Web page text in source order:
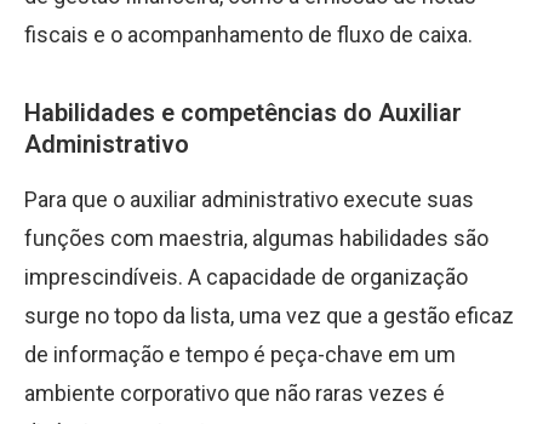
fiscais e o acompanhamento de fluxo de caixa.
Habilidades e competências do Auxiliar
Administrativo
Para que o auxiliar administrativo execute suas
funções com maestria, algumas habilidades são
imprescindíveis. A capacidade de organização
surge no topo da lista, uma vez que a gestão eficaz
de informação e tempo é peça-chave em um
ambiente corporativo que não raras vezes é